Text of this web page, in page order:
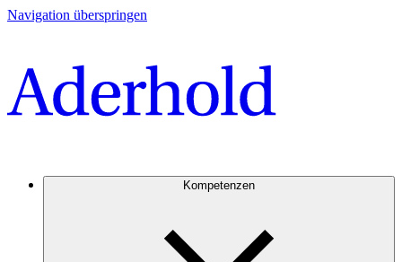
Navigation überspringen
Kompetenzen